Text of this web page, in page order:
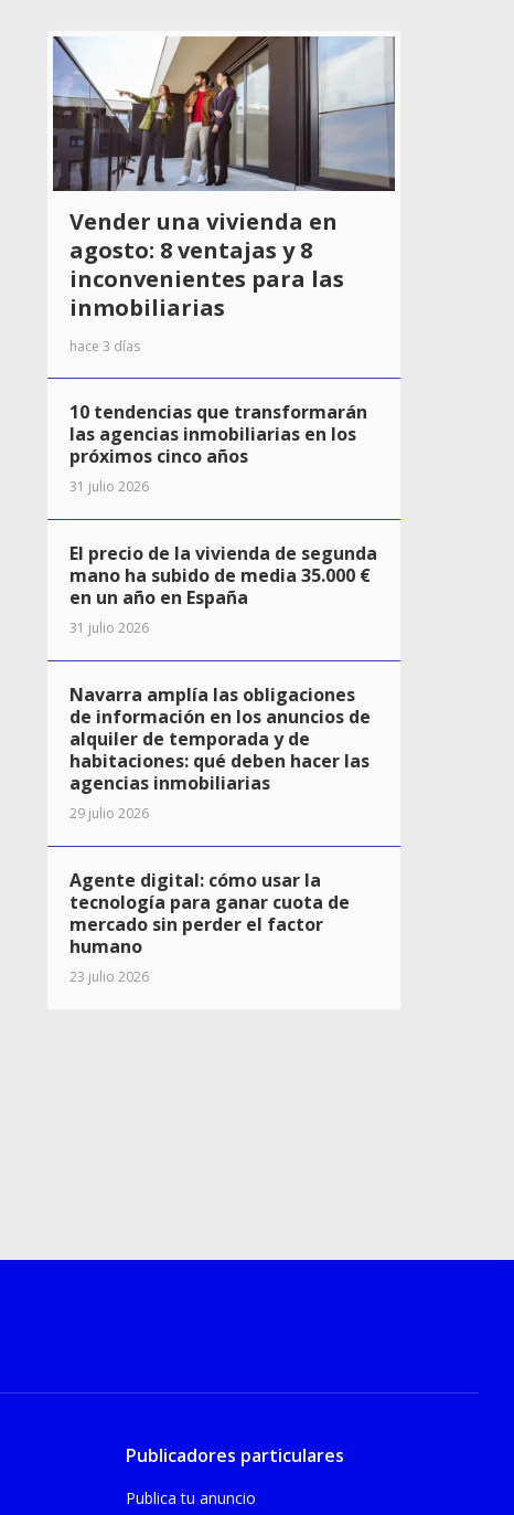
Vender una vivienda en
agosto: 8 ventajas y 8
inconvenientes para las
inmobiliarias
hace 3 días
10 tendencias que transformarán
las agencias inmobiliarias en los
próximos cinco años
31 julio 2026
El precio de la vivienda de segunda
mano ha subido de media 35.000 €
en un año en España
31 julio 2026
Navarra amplía las obligaciones
de información en los anuncios de
alquiler de temporada y de
habitaciones: qué deben hacer las
agencias inmobiliarias
29 julio 2026
Agente digital: cómo usar la
tecnología para ganar cuota de
mercado sin perder el factor
humano
23 julio 2026
Publicadores particulares
Publica tu anuncio